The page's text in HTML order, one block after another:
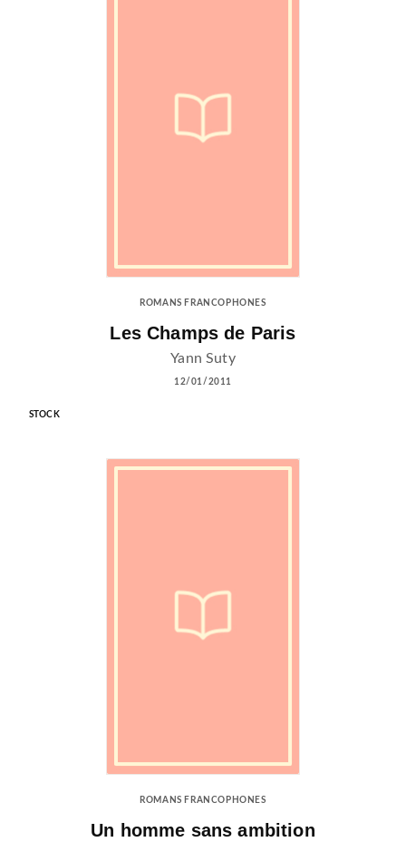
ROMANS FRANCOPHONES
Les Champs de Paris
Yann Suty
12/01/2011
STOCK
ROMANS FRANCOPHONES
Un homme sans ambition